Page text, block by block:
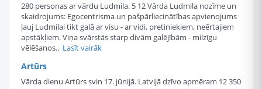
280 personas ar vārdu Ludmila. 5 12 Vārda Ludmila nozīme un
skaidrojums: Egocentrisma un pašpārliecinātības apvienojums
ļauj Ludmilai tikt galā ar visu - ar vidi, pretiniekiem, neērtajiem
apstākļiem. Viņa svārstās starp divām galējībām - milzīgu
vēlēšanos.. Lasīt vairāk
Artūrs
Vārda dienu Artūrs svin 17. jūnijā. Latvijā dzīvo apmēram 12 350